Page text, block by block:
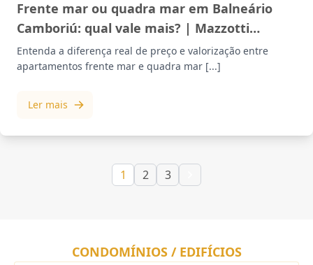
Frente mar ou quadra mar em Balneário
Camboriú: qual vale mais? | Mazzotti
Imóveis
Entenda a diferença real de preço e valorização entre
apartamentos frente mar e quadra mar [...]
Ler mais
1 2 3
CONDOMÍNIOS / EDIFÍCIOS